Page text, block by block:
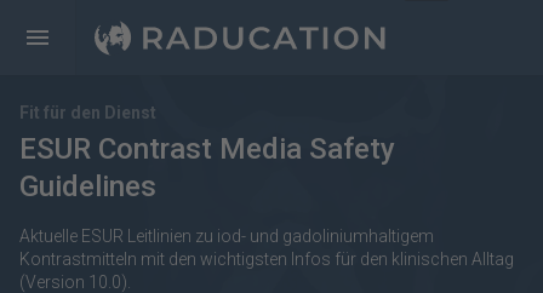
Fit für den Dienst
ESUR Contrast Media Safety
Guidelines
Aktuelle ESUR Leitlinien zu iod- und gadoliniumhaltigem
Kontrastmitteln mit den wichtigsten Infos für den klinischen Alltag
(Version 10.0).